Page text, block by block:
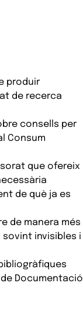
produir
de recerca
consells per
Consum
que ofereix
de què ja es
de manera més
invisibles i
Documentació